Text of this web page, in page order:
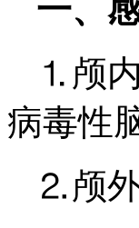
一、
⒈颅
病毒性
⒉颅